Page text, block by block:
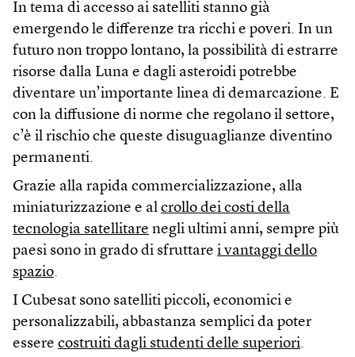
In tema di accesso ai satelliti stanno già
emergendo le differenze tra ricchi e poveri. In un
futuro non troppo lontano, la possibilità di estrarre
risorse dalla Luna e dagli asteroidi potrebbe
diventare un’importante linea di demarcazione. E
con la diffusione di norme che regolano il settore,
c’è il rischio che queste disuguaglianze diventino
permanenti.
Grazie alla rapida commercializzazione, alla
miniaturizzazione e al crollo dei costi della
tecnologia satellitare negli ultimi anni, sempre più
paesi sono in grado di sfruttare i vantaggi dello
spazio.
I Cubesat sono satelliti piccoli, economici e
personalizzabili, abbastanza semplici da poter
essere costruiti dagli studenti delle superiori.